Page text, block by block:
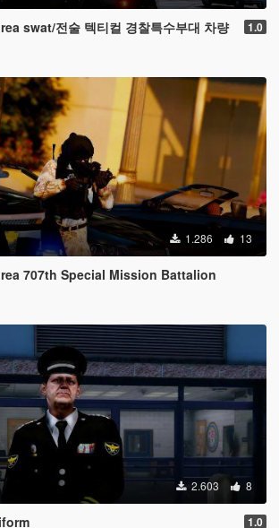
swat/전술 텍티컬 경찰특수부대 차량 1.0
1.286 13
707th Special Mission Battalion
2.603 8
1.0